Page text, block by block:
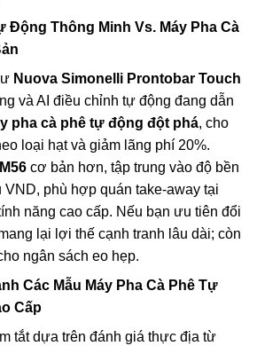
Động Thông Minh Vs. Máy Pha Cà
Nuova Simonelli Prontobar Touch
và AI điều chỉnh tự động đang dẫn
pha cà phê tự động đột phá, cho
loại hạt và giảm lãng phí 20%.
cơ bản hơn, tập trung vào độ bền
phù hợp quán take-away tại
năng cao cấp. Nếu bạn ưu tiên đổi
lại lợi thế cạnh tranh lâu dài; còn
ngân sách eo hẹp.
Các Mẫu Máy Pha Cà Phê Tự
Cấp
tắt dựa trên đánh giá thực địa từ